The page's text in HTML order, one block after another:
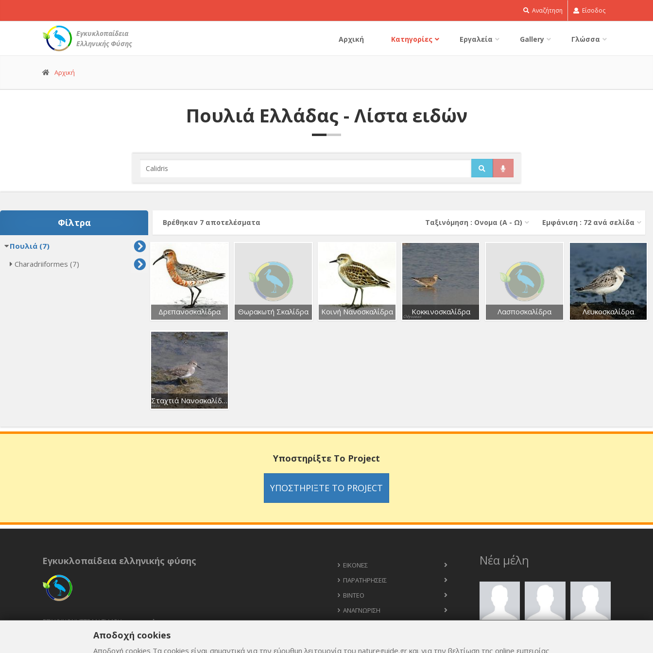
Αναζήτηση Είσοδος
Εγκυκλοπαίδεια
Ελληνικής Φύσης
Αρχική Κατηγορίες Εργαλεία Gallery Γλώσσα
Αρχική
Πουλιά Ελλάδας - Λίστα ειδών
Φίλτρα
Πουλιά (7)
Charadriiformes (7)
Βρέθηκαν 7 αποτελέσματα Εμφάνιση : 72 ανά σελίδα
Тαξινόμηση : Ονομα (A - Ω)
Δρεπανοσκαλίδρα Θωρακωτή Σκαλίδρα Κοινή Νανοσκαλίδρα Κοκκινοσκαλίδρα Λασποσκαλίδρα Λευκοσκαλίδρα
Σταχτιά Νανοσκαλίδρα
Υποστηρίξτε Το Project
ΥΠΟΣΤΗΡΊΞΤΕ ΤΟ PROJECT
Εγκυκλοπαίδεια ελληνικής φύσης
ΕΠΙΚΟΙΝΩΝΉΣΤΕ ΜΑΖΊ ΜΟΥ
ΟΡΟΙ ΚΑΙ ΠΡΟΫΠΟΘΈΣΕΙΣ
ΕΙΚΌΝΕΣ
ΠΑΡΑΤΗΡΉΣΕΙΣ
ΒΊΝΤΕΟ
ΑΝΑΓΝΏΡΙΣΗ
Νέα μέλη
Αποδοχή cookies
Αποδοχή cookies Τα cookies είναι σημαντικά για την εύρυθμη λειτουργία του natureguide.gr και για την βελτίωση της online εμπειρίας